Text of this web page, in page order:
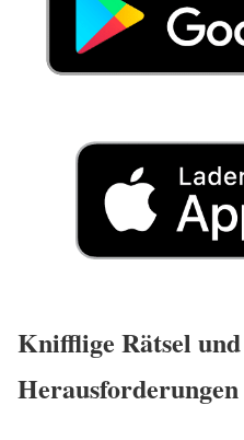
Knifflige Rätsel
Herausforderungen